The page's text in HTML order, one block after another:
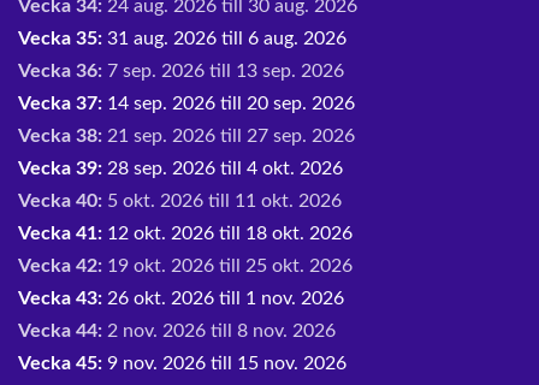
Vecka 34: 24 aug. 2026 till 30 aug. 2026
Vecka 35: 31 aug. 2026 till 6 aug. 2026
Vecka 36: 7 sep. 2026 till 13 sep. 2026
Vecka 37: 14 sep. 2026 till 20 sep. 2026
Vecka 38: 21 sep. 2026 till 27 sep. 2026
Vecka 39: 28 sep. 2026 till 4 okt. 2026
Vecka 40: 5 okt. 2026 till 11 okt. 2026
Vecka 41: 12 okt. 2026 till 18 okt. 2026
Vecka 42: 19 okt. 2026 till 25 okt. 2026
Vecka 43: 26 okt. 2026 till 1 nov. 2026
Vecka 44: 2 nov. 2026 till 8 nov. 2026
Vecka 45: 9 nov. 2026 till 15 nov. 2026